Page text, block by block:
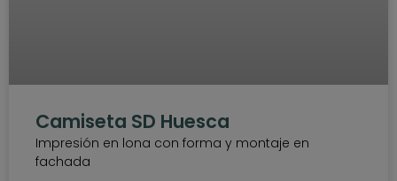
Camiseta SD Huesca
Impresión en lona con forma y montaje en
fachada